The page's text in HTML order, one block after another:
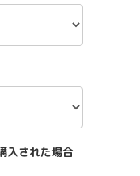
入された場合